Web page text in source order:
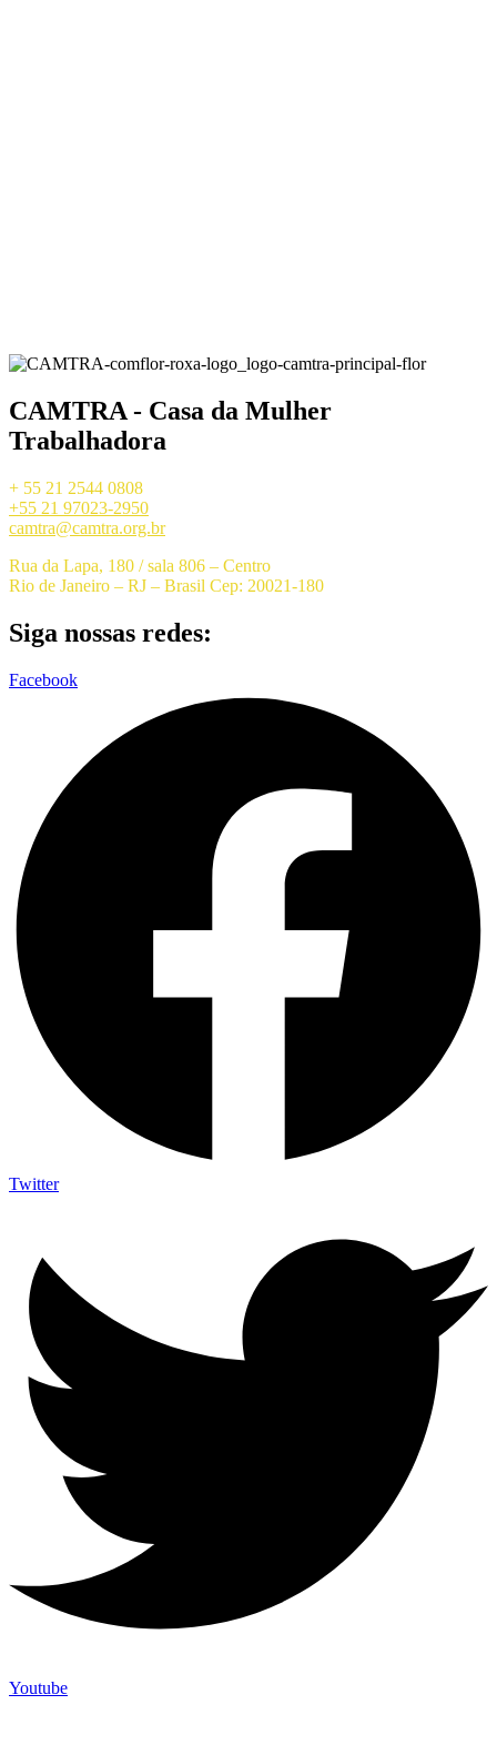
CAMTRA - Casa da Mulher
Trabalhadora
+ 55 21 2544 0808
+55 21 97023-2950
camtra@camtra.org.br
Rua da Lapa, 180 / sala 806 – Centro
Rio de Janeiro – RJ – Brasil Cep: 20021-180
Siga nossas redes:
Facebook
Twitter
Youtube